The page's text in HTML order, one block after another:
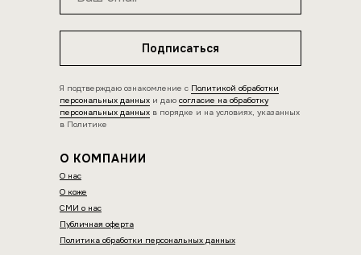
Подписаться
Я подтверждаю ознакомление с Политикой обработки
персональных данных и даю согласие на обработку
персональных данных в порядке и на условиях, указанных
в Политике
О КОМПАНИИ
О нас
О коже
СМИ о нас
Публичная оферта
Политика обработки персональных данных